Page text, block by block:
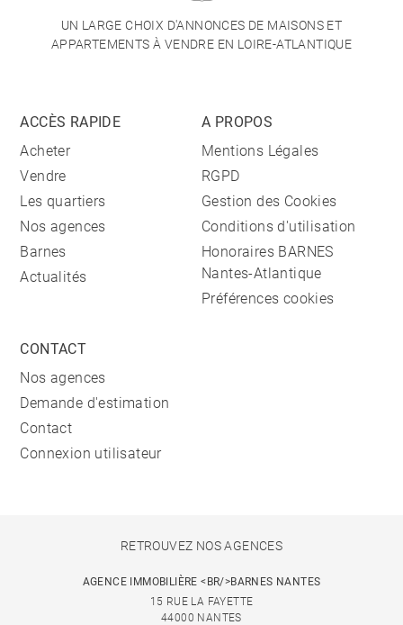
UN LARGE CHOIX D'ANNONCES DE MAISONS ET
APPARTEMENTS À VENDRE EN LOIRE-ATLANTIQUE
ACCÈS RAPIDE
Acheter
Vendre
Les quartiers
Nos agences
Barnes
Actualités
A PROPOS
Mentions Légales
RGPD
Gestion des Cookies
Conditions d'utilisation
Honoraires BARNES
Nantes-Atlantique
Préférences cookies
CONTACT
Nos agences
Demande d'estimation
Contact
Connexion utilisateur
RETROUVEZ NOS AGENCES
AGENCE IMMOBILIÈRE <BR/>BARNES NANTES
15 RUE LA FAYETTE
44000 NANTES